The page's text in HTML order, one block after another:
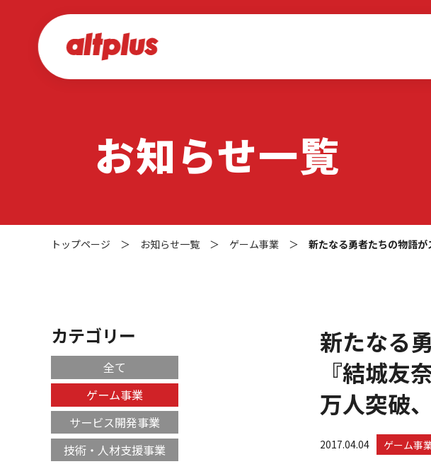
お知らせ一覧
トップページ ＞ お知らせ一覧 ＞ ゲーム事業 ＞ 新たなる勇者たちの物語
新たなる
『結城友
万人突破
2017.04.04 ゲーム事
カテゴリー
全て
ゲーム事業
サービス開発事業
技術・人材支援事業